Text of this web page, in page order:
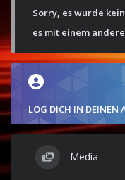
Sorry, es wurde
es mit einem
LOG DICH IN DEINEN
Media